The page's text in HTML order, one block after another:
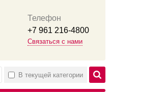
Телефон
+7 961 216-4800
Связаться с нами
В текущей категории